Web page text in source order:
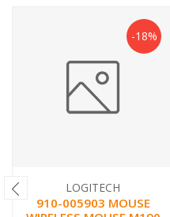
-18%
LOGITECH
910-005903 MOUSE